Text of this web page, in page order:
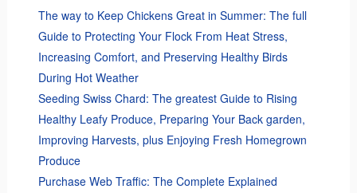
The way to Keep Chickens Great in Summer: The full
Guide to Protecting Your Flock From Heat Stress,
Increasing Comfort, and Preserving Healthy Birds
During Hot Weather
Seeding Swiss Chard: The greatest Guide to Rising
Healthy Leafy Produce, Preparing Your Back garden,
Improving Harvests, plus Enjoying Fresh Homegrown
Produce
Purchase Web Traffic: The Complete Explained